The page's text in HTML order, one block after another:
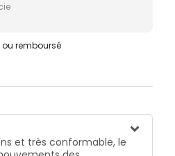
remboursé
et très conformable, le